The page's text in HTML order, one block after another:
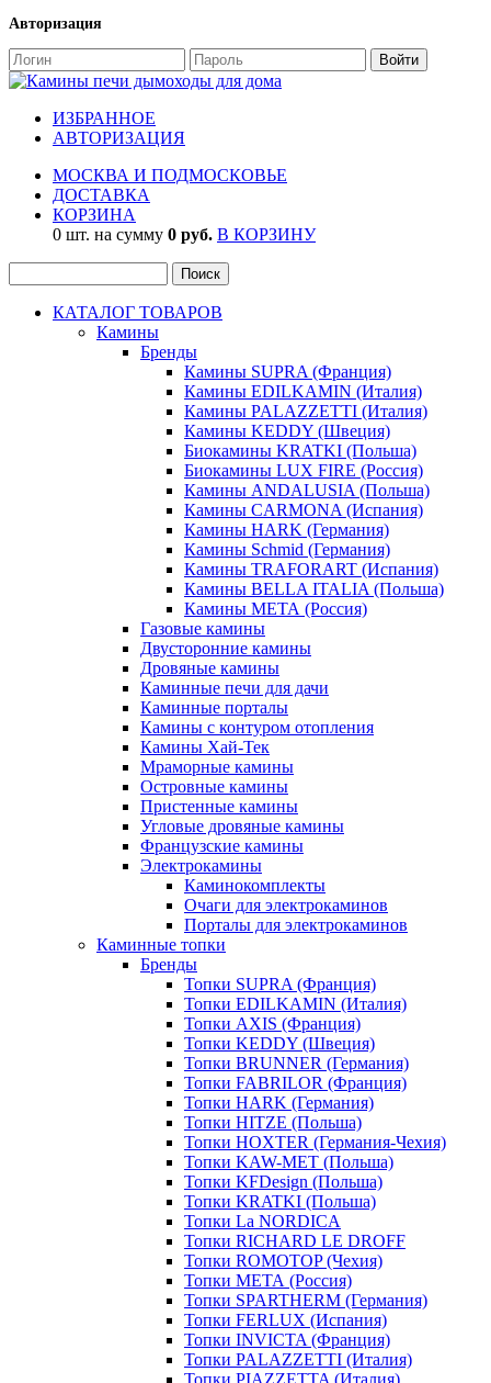
Авторизация
ИЗБРАННОЕ
АВТОРИЗАЦИЯ
МОСКВА И ПОДМОСКОВЬЕ
ДОСТАВКА
КОРЗИНА
0 шт. на сумму 0 руб. В КОРЗИНУ
КАТАЛОГ ТОВАРОВ
Камины
Бренды
Камины SUPRA (Франция)
Камины EDILKAMIN (Италия)
Камины PALAZZETTI (Италия)
Камины KEDDY (Швеция)
Биокамины KRATKI (Польша)
Биокамины LUX FIRE (Россия)
Камины ANDALUSIA (Польша)
Камины CARMONA (Испания)
Камины HARK (Германия)
Камины Schmid (Германия)
Камины TRAFORART (Испания)
Камины BELLA ITALIA (Польша)
Камины МЕТА (Россия)
Газовые камины
Двусторонние камины
Дровяные камины
Каминные печи для дачи
Каминные порталы
Камины с контуром отопления
Камины Хай-Тек
Мраморные камины
Островные камины
Пристенные камины
Угловые дровяные камины
Французские камины
Электрокамины
Каминокомплекты
Очаги для электрокаминов
Порталы для электрокаминов
Каминные топки
Бренды
Топки SUPRA (Франция)
Топки EDILKAMIN (Италия)
Топки AXIS (Франция)
Топки KEDDY (Швеция)
Топки BRUNNER (Германия)
Топки FABRILOR (Франция)
Топки HARK (Германия)
Топки HITZE (Польша)
Топки HOXTER (Германия-Чехия)
Топки KAW-MET (Польша)
Топки KFDesign (Польша)
Топки KRATKI (Польша)
Топки La NORDICA
Топки RICHARD LE DROFF
Топки ROMOTOP (Чехия)
Топки МЕТА (Россия)
Топки SPARTHERM (Германия)
Топки FERLUX (Испания)
Топки INVICTA (Франция)
Топки PALAZZETTI (Италия)
Топки PIAZZETTA (Италия)